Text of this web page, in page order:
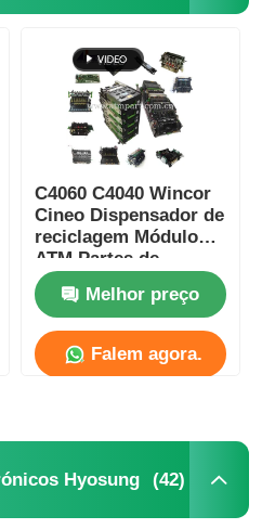
C4060 C4040 Wincor
Cineo Dispensador de
reciclagem Módulo
ATM Partes de
substituição
Melhor preço
Falem agora.
Hyosung (42)